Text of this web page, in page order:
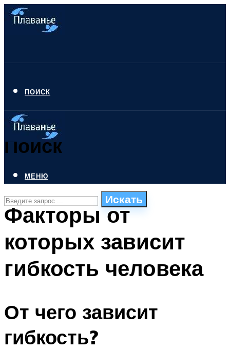
ПОИСК
Поиск
Искать
СТИЛИ ПЛАВАНЬЯ
ПЛАВАНЬЕ ДЛЯ ДЕТЕЙ
БАССЕЙН ДЛЯ ДОМА
МЕНЮ
МЕНЮ
Факторы от
которых зависит
гибкость человека
От чего зависит
гибкость?